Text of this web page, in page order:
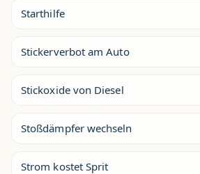
Starthilfe
Stickerverbot am Auto
Stickoxide von Diesel
Stoßdämpfer wechseln
Strom kostet Sprit